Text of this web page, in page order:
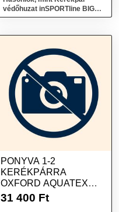
védőhuzat inSPORTline BIG8
színes L (27,5-29")
PONYVA 1-2
KERÉKPÁRRA
OXFORD AQUATEX
TOURING DELUXE
31 400 Ft